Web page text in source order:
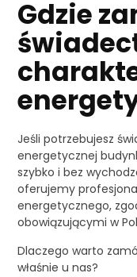
Gdzie
Jeśli potrzebujesz
energetycznej
szybko i bez
oferujemy
energetycznego,
obowiązującymi w
Dlaczego warto
właśnie u nas?